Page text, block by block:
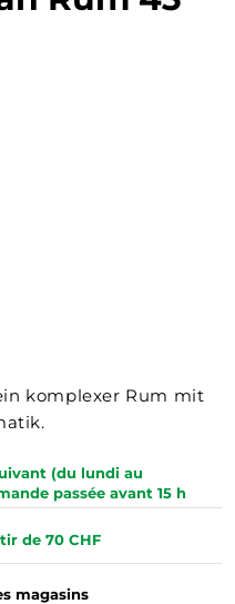
komplexer Rum mit
(du lundi au
passée avant 15 h
de 70 CHF
magasins